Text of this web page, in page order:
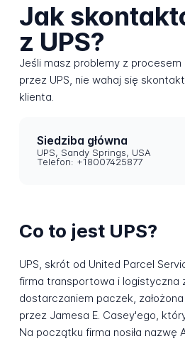
Jak
z UPS?
Jeśli masz problemy z
przez UPS, nie wahaj się
klienta.
Siedziba główna
UPS, Sandy Springs, USA
Telefon: +18007425877
Co to jest UPS?
UPS, skrót od United Parcel
firma transportowa i logistyczna
dostarczaniem paczek,
przez Jamesa E. Casey'ego,
Na początku firma nosiła nazwę